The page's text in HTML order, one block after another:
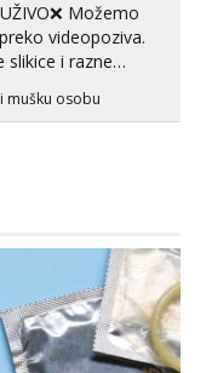
Možemo
videopoziva.
slikice i razne
zabavu pošalji
Telegram ili Viber.
mušku osobu